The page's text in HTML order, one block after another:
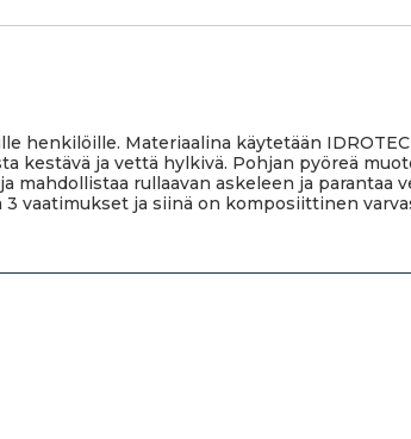
henkilöille. Materiaalina käytetään
kestävä ja vettä hylkivä. Pohjan pyöreä
rullaavan askeleen ja parantaa
vaatimukset ja siinä on komposiittinen